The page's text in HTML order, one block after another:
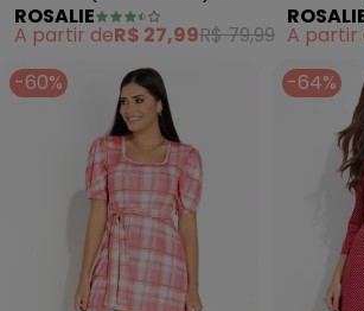
Malha de Algodão
ROSALIE
A partir deR$ 27,99R$ 79,99
em
A partir
-60%
-64%